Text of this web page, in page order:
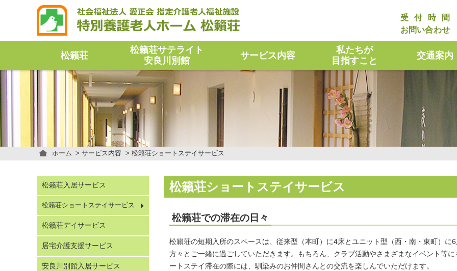
受付時間
お問い合わせ
松籟荘
松籟荘サテライト
安良川別館
サービス内容
私たちが
目指すこと
交通案内
ホーム サービス内容 松籟荘ショートステイサービス
松籟荘ショートステイサービス
松籟荘での滞在の日々
松籟荘の短期入所のスペースは、従来型（本町）に4床とユニット型（西・南・東町）
方々とご一緒に過ごしていただきます。もちろん、クラブ活動やさまざまなイベント等
ートステイ滞在の際には、馴染みのお仲間さんとの交流を楽しんでいただけます。
松籟荘入居サービス
松籟荘ショートステイサービス
松籟荘デイサービス
居宅介護支援サービス
安良川別館入居サービス